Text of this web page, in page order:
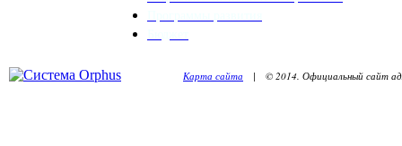
Карта сайта | © 2014. Официальный сайт